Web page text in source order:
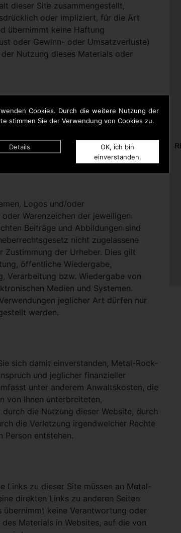
Cookies. Durch die weitere Nutzung der
stimmen Sie der Verwendung von Cookies zu.
Details
OK, ich bin
einverstanden.
dieser Site zusammengestellt,
oder impliziert, für die Art
übernimmt keine Haftung
oder Gewinn- oder Umsatzverluste)
Nutzung dieses Materials oder
hinweisen, dass sie keinerlei
Seiten hat. Deshalb distanziert
gelinkten Seiten auf dieser Homepage
Logos und/oder
Warenzeichen der jeweiligen
Beiträge und Abbildungen sind
nicht zugelassene
der Urheber. Dies gilt
öffentliche Wiedergabe,
Verarbeitung bzw. Wiedergabe von
Medien und Systemen.
jeglicher Art dürfen nur
werden.
sich damit einverstanden, Metal-Rock-
und jeglicher finanzieller
unter anderem Anwaltskosten, die
von Ihnen unterbreiteten,
die Nutzung dieser Website, durch
die Verletzung irgendwelcher Rechte
Person entstehen.
Links zu dieser Site müssen an Metal-
direkten Links zu anderen Seiten
keine Verantwortung oder
Materials in Websites, auf die von